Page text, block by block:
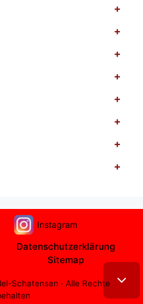
+
+
+
+
+
+
+
+
Instagram
Datenschutzerklärung
Sitemap
Schatensen · Alle Rechte